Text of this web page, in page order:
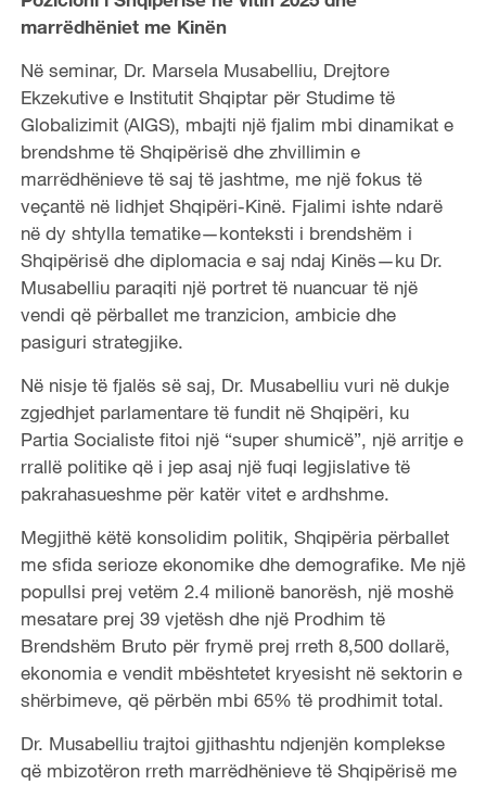
marrëdhëniet me Kinën
Në seminar, Dr. Marsela Musabelliu, Drejtore
Ekzekutive e Institutit Shqiptar për Studime të
Globalizimit (AIGS), mbajti një fjalim mbi dinamikat e
brendshme të Shqipërisë dhe zhvillimin e
marrëdhënieve të saj të jashtme, me një fokus të
veçantë në lidhjet Shqipëri-Kinë. Fjalimi ishte ndarë
në dy shtylla tematike—konteksti i brendshëm i
Shqipërisë dhe diplomacia e saj ndaj Kinës—ku Dr.
Musabelliu paraqiti një portret të nuancuar të një
vendi që përballet me tranzicion, ambicie dhe
pasiguri strategjike.
Në nisje të fjalës së saj, Dr. Musabelliu vuri në dukje
zgjedhjet parlamentare të fundit në Shqipëri, ku
Partia Socialiste fitoi një “super shumicë”, një arritje e
rrallë politike që i jep asaj një fuqi legjislative të
pakrahasueshme për katër vitet e ardhshme.
Megjithë këtë konsolidim politik, Shqipëria përballet
me sfida serioze ekonomike dhe demografike. Me një
popullsi prej vetëm 2.4 milionë banorësh, një moshë
mesatare prej 39 vjetësh dhe një Prodhim të
Brendshëm Bruto për frymë prej rreth 8,500 dollarë,
ekonomia e vendit mbështetet kryesisht në sektorin e
shërbimeve, që përbën mbi 65% të prodhimit total.
Dr. Musabelliu trajtoi gjithashtu ndjenjën komplekse
që mbizotëron rreth marrëdhënieve të Shqipërisë me